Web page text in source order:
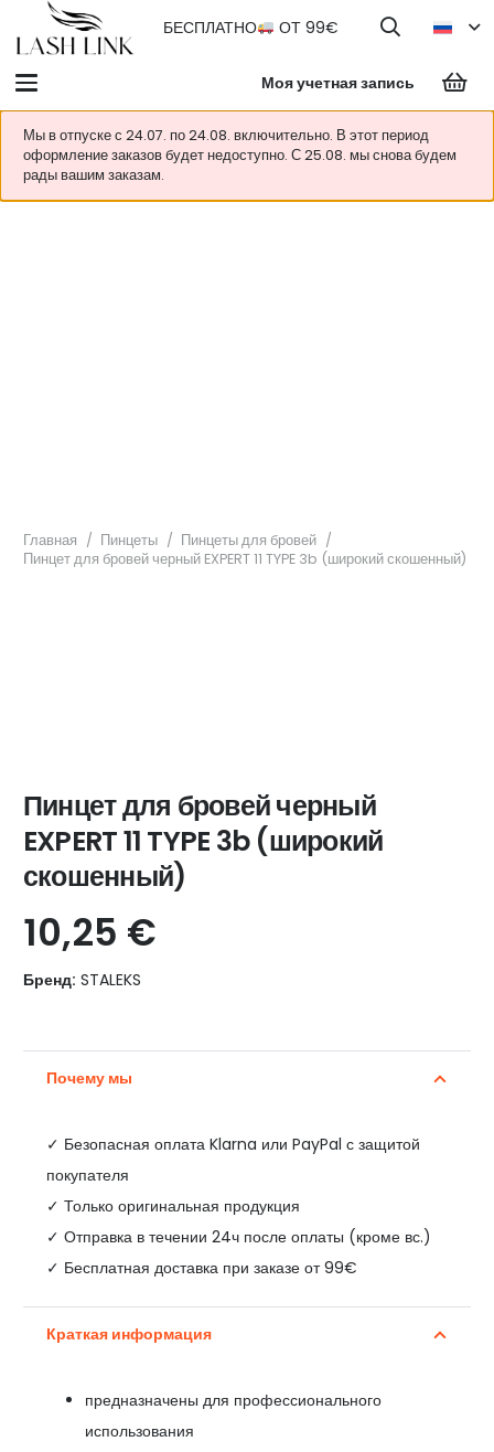
БЕСПЛАТНО ОТ 99€
Моя учетная запись
Мы в отпуске с 24.07. по 24.08. включительно. В этот период
оформление заказов будет недоступно. С 25.08. мы снова будем
рады вашим заказам.
Главная / Пинцеты / Пинцеты для бровей /
Пинцет для бровей черный EXPERT 11 TYPE 3b (широкий скошенный)
Пинцет для бровей черный
EXPERT 11 TYPE 3b (широкий
скошенный)
10,25 €
Бренд: STALEKS
Почему мы
✓ Безопасная оплата Klarna или PayPal с защитой
покупателя
✓ Только оригинальная продукция
✓ Отправка в течении 24ч после оплаты (кроме вс.)
✓ Бесплатная доставка при заказе от 99€
Краткая информация
предназначены для профессионального
использования